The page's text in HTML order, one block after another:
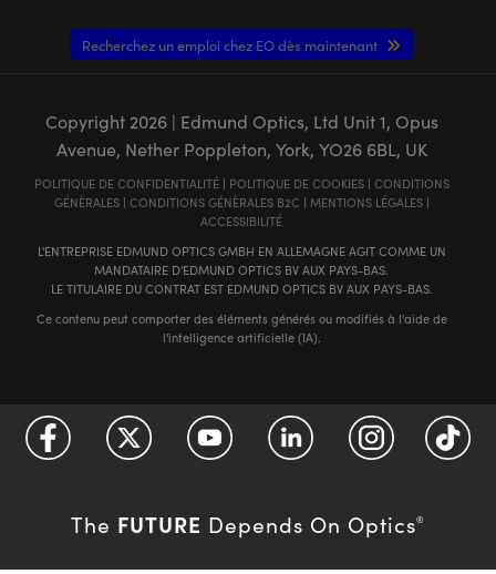
Recherchez un emploi chez EO dès maintenant
Copyright 2026| Edmund Optics, Ltd Unit 1, Opus
Avenue, Nether Poppleton, York, YO26 6BL, UK
POLITIQUE DE CONFIDENTIALITÉ| POLITIQUE DE COOKIES| CONDITIONS
GÉNÈRALES| CONDITIONS GÉNÈRALES B2C | MENTIONS LÉGALES|
ACCESSIBILITÉ
L'ENTREPRISE EDMUND OPTICS GMBH EN ALLEMAGNE AGIT COMME UN
MANDATAIRE D'EDMUND OPTICS BV AUX PAYS-BAS.
LE TITULAIRE DU CONTRAT EST EDMUND OPTICS BV AUX PAYS-BAS.
Ce contenu peut comporter des éléments générés ou modifiés à l'aide de
l'intelligence artificielle (IA).
The FUTURE Depends On Optics®